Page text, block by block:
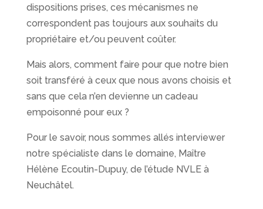
dispositions prises, ces mécanismes ne
correspondent pas toujours aux souhaits du
propriétaire et/ou peuvent coûter.
Mais alors, comment faire pour que notre bien
soit transféré à ceux que nous avons choisis et
sans que cela n’en devienne un cadeau
empoisonné pour eux ?
Pour le savoir, nous sommes allés interviewer
notre spécialiste dans le domaine, Maître
Hélène Ecoutin-Dupuy, de l’étude NVLE à
Neuchâtel.